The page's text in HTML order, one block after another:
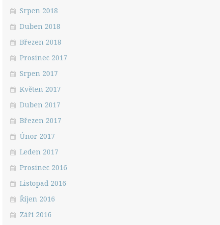
Srpen 2018
Duben 2018
Březen 2018
Prosinec 2017
Srpen 2017
Květen 2017
Duben 2017
Březen 2017
Únor 2017
Leden 2017
Prosinec 2016
Listopad 2016
Říjen 2016
Září 2016